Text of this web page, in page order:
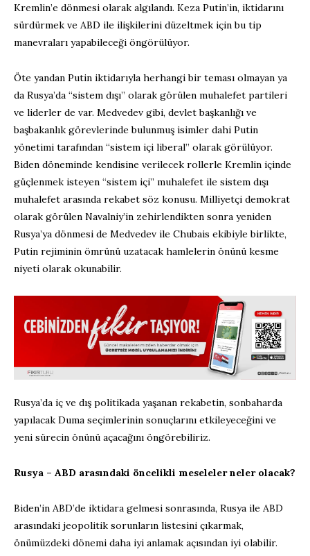
Kremlin’e dönmesi olarak algılandı. Keza Putin’in, iktidarını
sürdürmek ve ABD ile ilişkilerini düzeltmek için bu tip
manevraları yapabileceği öngörülüyor.
Öte yandan Putin iktidarıyla herhangi bir teması olmayan ya
da Rusya’da “sistem dışı” olarak görülen muhalefet partileri
ve liderler de var. Medvedev gibi, devlet başkanlığı ve
başbakanlık görevlerinde bulunmuş isimler dahi Putin
yönetimi tarafından “sistem içi liberal” olarak görülüyor.
Biden döneminde kendisine verilecek rollerle Kremlin içinde
güçlenmek isteyen “sistem içi” muhalefet ile sistem dışı
muhalefet arasında rekabet söz konusu. Milliyetçi demokrat
olarak görülen Navalniy’in zehirlendikten sonra yeniden
Rusya’ya dönmesi de Medvedev ile Chubais ekibiyle birlikte,
Putin rejiminin ömrünü uzatacak hamlelerin önünü kesme
niyeti olarak okunabilir.
Rusya’da iç ve dış politikada yaşanan rekabetin, sonbaharda
yapılacak Duma seçimlerinin sonuçlarını etkileyeceğini ve
yeni sürecin önünü açacağını öngörebiliriz.
Rusya – ABD arasındaki öncelikli meseleler neler olacak?
Biden’in ABD’de iktidara gelmesi sonrasında, Rusya ile ABD
arasındaki jeopolitik sorunların listesini çıkarmak,
önümüzdeki dönemi daha iyi anlamak açısından iyi olabilir.